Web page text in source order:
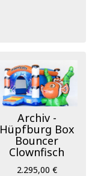
Archiv -
Hüpfburg Box
Bouncer
Clownfisch
2.295,00 €